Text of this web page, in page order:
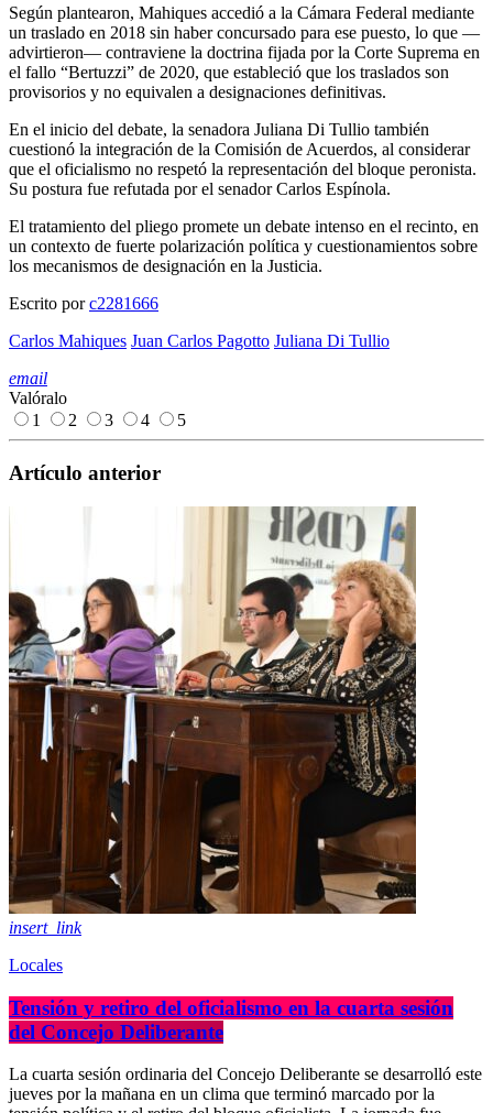
Según plantearon, Mahiques accedió a la Cámara Federal mediante
un traslado en 2018 sin haber concursado para ese puesto, lo que —
advirtieron— contraviene la doctrina fijada por la Corte Suprema en
el fallo “Bertuzzi” de 2020, que estableció que los traslados son
provisorios y no equivalen a designaciones definitivas.
En el inicio del debate, la senadora Juliana Di Tullio también
cuestionó la integración de la Comisión de Acuerdos, al considerar
que el oficialismo no respetó la representación del bloque peronista.
Su postura fue refutada por el senadorCarlos Espínola.
El tratamiento del pliego promete un debate intenso en el recinto, en
un contexto de fuerte polarización política y cuestionamientos sobre
los mecanismos de designación en la Justicia.
Escrito porc2281666
Carlos Mahiques Juan Carlos Pagotto Juliana Di Tullio
email
Valóralo
1
2 3 4 5
Artículo anterior
insert_link
Locales
Tensión y retiro del oficialismo en la cuarta sesión
del Concejo Deliberante
La cuarta sesión ordinaria del Concejo Deliberante se desarrolló este
jueves por la mañana en un clima que terminó marcado por la